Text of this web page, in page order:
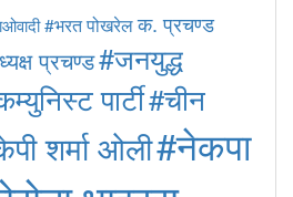
#भरत पोखरेलक. प्रचण्ड
प्रचण्ड#जनयुद्ध
पार्टी#चीन
शर्मा ओली#नेकपा